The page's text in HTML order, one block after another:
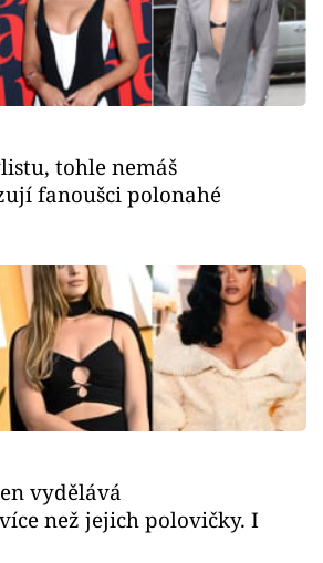
tohle nemáš
fanoušci polonahé
vydělává
než jejich polovičky. I